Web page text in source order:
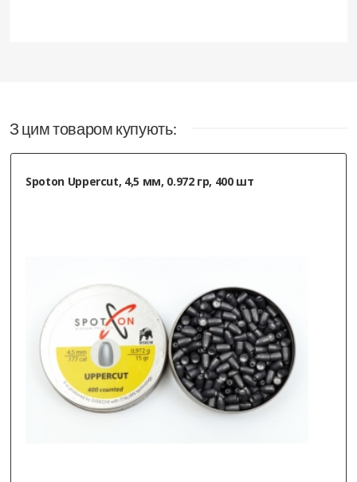
З цим товаром купують:
Spoton Uppercut, 4,5 мм, 0.972 гр, 400 шт